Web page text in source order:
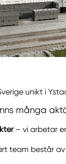
unikt i
många
– vi arbetar
team består